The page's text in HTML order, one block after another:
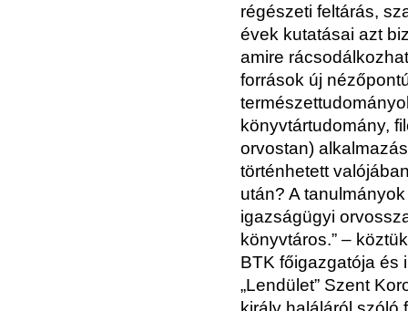
régészeti feltárás,
évek kutatásai azt
amire
források új
könyvtártudomány,
orvostan)
történhetett
után? A
igazságügyi
könyvtáros.” –
BTK főigazgatója és
„Lendület” Szent